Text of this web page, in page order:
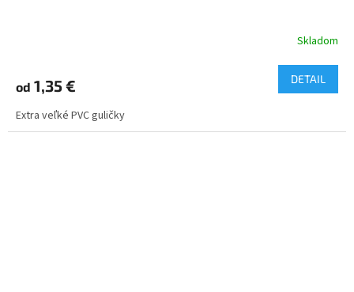
Skladom
od 1,35 € DETAIL
Extra veľké PVC guličky